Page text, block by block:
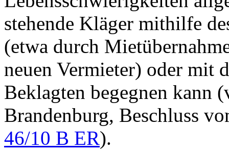
stehende Kläger mithilfe
(etwa durch
neuen Vermieter) oder mit
Beklagten begegnen kann
Brandenburg, Beschluss
46/10 B ER).